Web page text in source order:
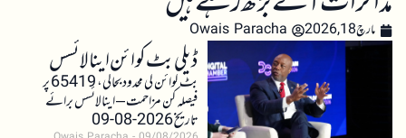
مارچ 18, 2026 Owais Paracha
ڈیلی بٹ کوائن اینالائسس
بٹ کوائن کی محدود بحالی، 65419 پر
فیصلہ کن مزاحمت – اینالائسس برائے
تاریخ 2026-08-09